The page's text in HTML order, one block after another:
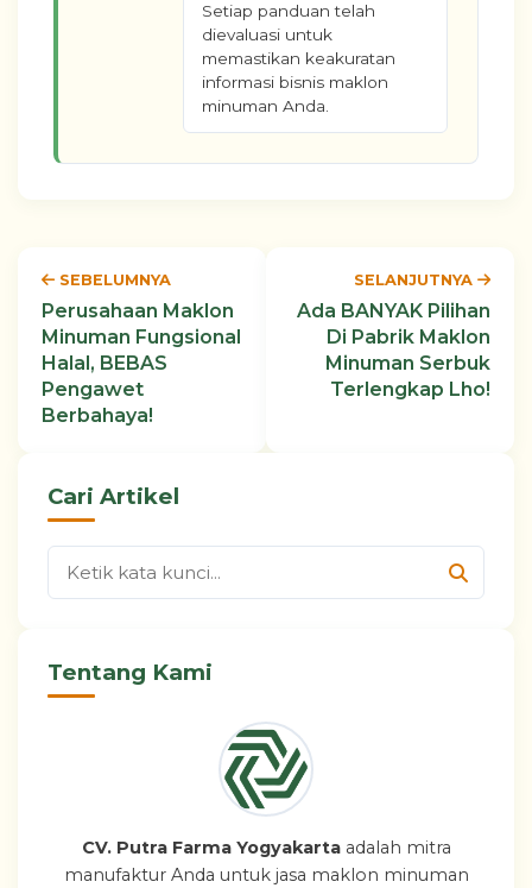
Setiap panduan telah
dievaluasi untuk
memastikan keakuratan
informasi bisnis maklon
minuman Anda.
SEBELUMNYA
Perusahaan Maklon
Minuman Fungsional
Halal, BEBAS
Pengawet
Berbahaya!
SELANJUTNYA
Ada BANYAK Pilihan
Di Pabrik Maklon
Minuman Serbuk
Terlengkap Lho!
Cari Artikel
Tentang Kami
CV. Putra Farma Yogyakartaadalah mitra
manufaktur Anda untuk jasa maklon minuman